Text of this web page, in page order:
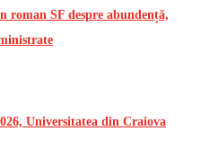
SF despre abundență,
Universitatea din Craiova